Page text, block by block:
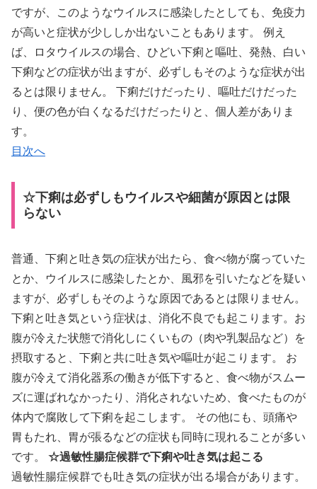
ですが、このようなウイルスに感染したとしても、免疫力
が高いと症状が少ししか出ないこともあります。 例え
ば、ロタウイルスの場合、ひどい下痢と嘔吐、発熱、白い
下痢などの症状が出ますが、必ずしもそのような症状が出
るとは限りません。 下痢だけだったり、嘔吐だけだった
り、便の色が白くなるだけだったりと、個人差がありま
す。
目次へ
☆下痢は必ずしもウイルスや細菌が原因とは限
らない
普通、下痢と吐き気の症状が出たら、食べ物が腐っていた
とか、ウイルスに感染したとか、風邪を引いたなどを疑い
ますが、必ずしもそのような原因であるとは限りません。
下痢と吐き気という症状は、消化不良でも起こります。お
腹が冷えた状態で消化しにくいもの（肉や乳製品など）を
摂取すると、下痢と共に吐き気や嘔吐が起こります。 お
腹が冷えて消化器系の働きが低下すると、食べ物がスムー
ズに運ばれなかったり、消化されないため、食べたものが
体内で腐敗して下痢を起こします。 その他にも、頭痛や
胃もたれ、胃が張るなどの症状も同時に現れることが多い
です。 ☆過敏性腸症候群で下痢や吐き気は起こる
過敏性腸症候群でも吐き気の症状が出る場合があります。